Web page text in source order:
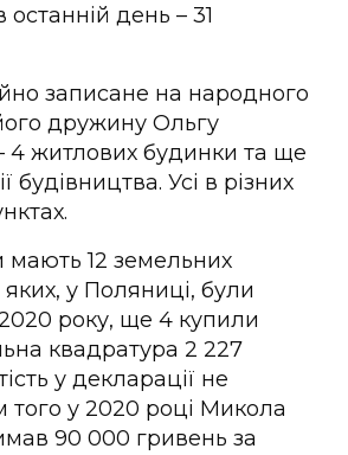
день – 31
записане на народного
дружину Ольгу
житлових будинки та ще
будівництва. Усі в різних
12 земельних
яких, у Поляниці, були
року, ще 4 купили
квадратура 2 227
у декларації не
того у 2020 році Микола
90 000 гривень за